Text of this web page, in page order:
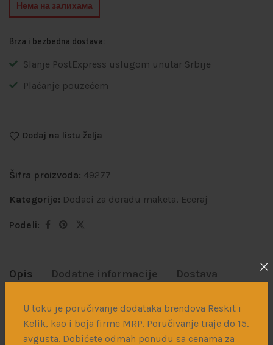
U toku je poručivanje dodataka brendova Reskit i
Kelik, kao i boja firme MRP. Poručivanje traje do 15.
avgusta. Dobićete odmah ponudu sa cenama za
Нема на залихама
Brza i bezbedna dostava:
Slanje PostExpress uslugom unutar Srbije
Plaćanje pouzećem
Dodaj na listu želja
Šifra proizvoda: 49277
Kategorije: Dodaci za doradu maketa, Eceraj
Podeli:
Opis Dodatne informacije Dostava
Veliki set eceraja za MiG29A Fulcrum u razmeri 1/48.
Preporučeno za Academy kit.